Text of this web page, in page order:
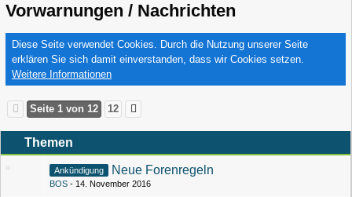
Vorwarnungen / Nachrichten
Diese Seite verwendet Cookies. Durch die Nutzung unserer Seite
erklären Sie sich damit einverstanden, dass wir Cookies setzen.
Weitere Informationen
Seite 1 von 12 12
Themen
Ankündigung Neue Forenregeln
BOS 14. November 2016